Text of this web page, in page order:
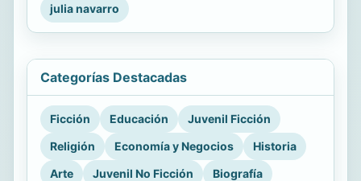
julia navarro
Categorías Destacadas
Ficción Educación
Juvenil Ficción
Religión
Economía y Negocios
Historia
Arte
Juvenil No Ficción
Biografía